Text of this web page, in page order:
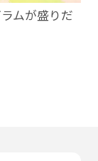
ムが盛りだ